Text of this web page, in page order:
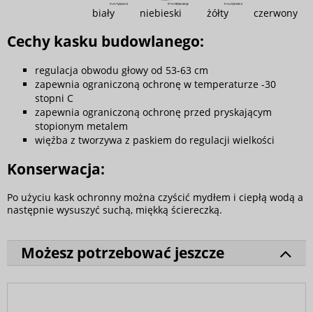
biały niebieski żółty czerwony
Cechy kasku budowlanego:
regulacja obwodu głowy od 53-63 cm
zapewnia ograniczoną ochronę w temperaturze -30
stopni C
zapewnia ograniczoną ochronę przed pryskającym
stopionym metalem
więźba z tworzywa z paskiem do regulacji wielkości
Konserwacja:
Po użyciu kask ochronny można czyścić mydłem i ciepłą wodą a
następnie wysuszyć suchą, miękką ściereczką.
Możesz potrzebować jeszcze